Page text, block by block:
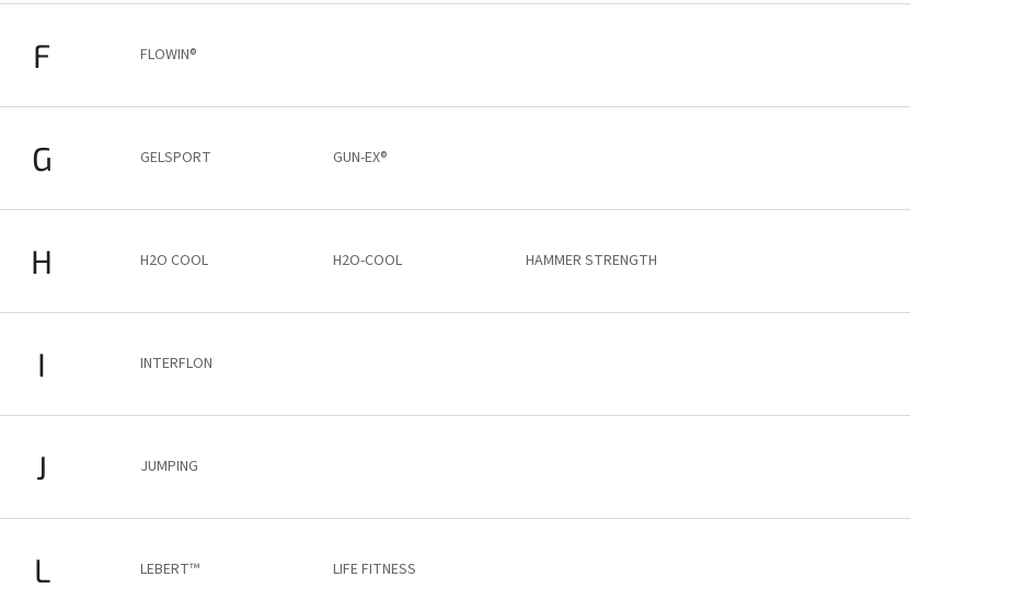
F FLOWIN®
G GELSPORT GUN-EX®
H H2O COOL H2O-COOL HAMMER STRENGTH
I INTERFLON
J JUMPING
L LEBERT™ LIFE FITNESS